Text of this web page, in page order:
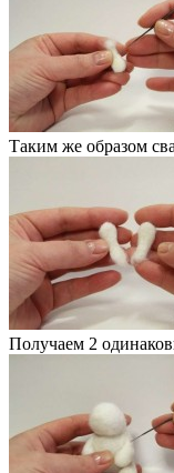
Таким же образом
Получаем 2